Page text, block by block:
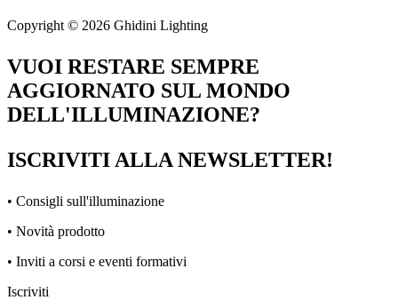
Copyright © 2026 Ghidini Lighting
VUOI RESTARE SEMPRE
AGGIORNATO SUL MONDO
DELL'ILLUMINAZIONE?
ISCRIVITI ALLA NEWSLETTER!
• Consigli sull'illuminazione
• Novità prodotto
• Inviti a corsi e eventi formativi
Iscriviti